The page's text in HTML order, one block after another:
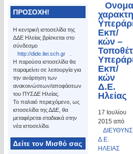
ΠΡΟΣΟΧΗ!
Η κεντρική ιστοσελίδα της
ΔΔΕ Ηλείας βρίσκεται στο
σύνδεσμο
http://dide.ilei.sch.gr
Η παρούσα ιστοσελίδα θα
παραμείνει σε λειτουργία για
την ανάρτηση των
ανακοινώσεων/αποφάσεων
του ΠΥΣΔΕ Ηλείας.
Το παλαιό περιεχόμενο, ως
ιστοσελίδα της ΔΔΕ, θα
μεταφέρεται σταδιακά στην
νέα ιστοσελίδα.
Δείτε τον Μισθό σας
Εκπ/
κών –
Εκπ/
κών
Δ.Ε.
Ηλείας
17 Ιουλίου
2015 από
Δ.Ε.
ΗΛΕΙΑΣ